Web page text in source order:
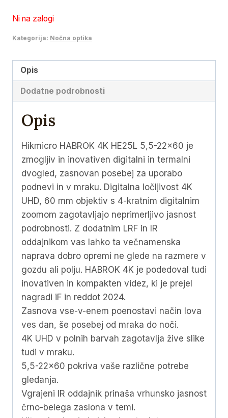
Ni na zalogi
Kategorija: Nočna optika
Opis
Dodatne podrobnosti
Opis
Hikmicro HABROK 4K HE25L 5,5-22×60 je
zmogljiv in inovativen digitalni in termalni
dvogled, zasnovan posebej za uporabo
podnevi in ​​v mraku. Digitalna ločljivost 4K
UHD, 60 mm objektiv s 4-kratnim digitalnim
zoomom zagotavljajo neprimerljivo jasnost
podrobnosti. Z dodatnim LRF in IR
oddajnikom vas lahko ta večnamenska
naprava dobro opremi ne glede na razmere v
gozdu ali polju. HABROK 4K je podedoval tudi
inovativen in kompakten videz, ki je prejel
nagradi iF in reddot 2024.
Zasnova vse-v-enem poenostavi način lova
ves dan, še posebej od mraka do noči.
4K UHD v polnih barvah zagotavlja žive slike
tudi v mraku.
5,5-22×60 pokriva vaše različne potrebe
gledanja.
Vgrajeni IR oddajnik prinaša vrhunsko jasnost
črno-belega zaslona v temi.